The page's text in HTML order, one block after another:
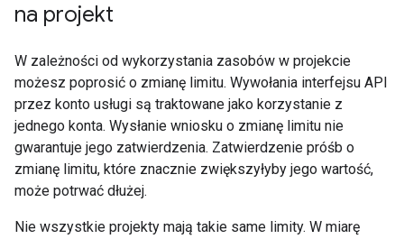
na projekt
W zależności od wykorzystania zasobów w projekcie
możesz poprosić o zmianę limitu. Wywołania interfejsu API
przez konto usługi są traktowane jako korzystanie z
jednego konta. Wysłanie wniosku o zmianę limitu nie
gwarantuje jego zatwierdzenia. Zatwierdzenie próśb o
zmianę limitu, które znacznie zwiększyłyby jego wartość,
może potrwać dłużej.
Nie wszystkie projekty mają takie same limity. W miarę